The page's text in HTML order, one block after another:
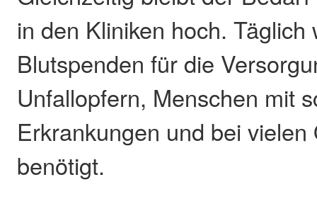
in den Kliniken hoch. Täglich
Blutspenden für die
Unfallopfern, Menschen mit
Erkrankungen und bei vielen
benötigt.